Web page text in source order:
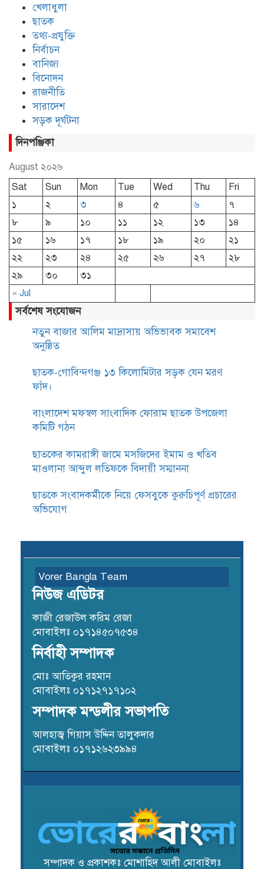
খেলাধুলা
ছাতক
তথ্য-প্রযুক্তি
নির্বাচন
বানিজ্য
বিনোদন
রাজনীতি
সারাদেশ
সড়ক দূর্ঘটনা
দিনপঞ্জিকা
August ২০২৬
Sat
Sun Mon Tue Wed Thu Fri
« Jul
১ ২ ৩ ৪ ৫ ৬
৭
৮
৯ ১০ ১১ ১২ ১৩
১৪
১৫
১৬ ১৭ ১৮ ১৯ ২০
২১
২২
২৩ ২৪ ২৫ ২৬ ২৭
২৮
২৯
৩০ ৩১
সর্বশেষ সংযোজন
নতুন বাজার আলিম মাদ্রাসায় অভিভাবক সমাবেশ
অনুষ্ঠিত
ছাতক-গোবিন্দগঞ্জ ১৩ কিলোমিটার সড়ক যেন মরণ
ফাঁদ।
বাংলাদেশ মফস্বল সাংবাদিক ফোরাম ছাতক উপজেলা
কমিটি গঠন
ছাতকের কামরাঙ্গী জামে মসজিদের ইমাম ও খতিব
মাওলানা আব্দুল লতিফকে বিদায়ী সম্মাননা
ছাতকে সংবাদকর্মীকে নিয়ে ফেসবুকে কুরুচিপূর্ণ প্রচারের
অভিযোগ
Vorer Bangla Team
নিউজ এডিটর
কাজী রেজাউল করিম রেজা
মোবাইলঃ ০১৭১৪৫০৭৫৩৪
নির্বাহী সম্পাদক
মোঃ আতিকুর রহমান
মোবাইলঃ ০১৭১২৭১৭১০২
সম্পাদক মন্ডলীর সভাপতি
আলহাজ্ব গিয়াস উদ্দিন তালুকদার
মোবাইলঃ ০১৭১২৬২৩৯৯৪
সম্পাদক ও প্রকাশকঃ মোশাহিদ আলী মোবাইলঃ